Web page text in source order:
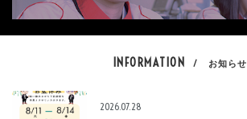
INFORMATION / お知らせ
2026.07.28